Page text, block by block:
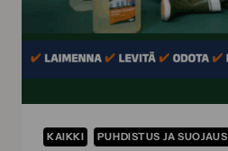
KAIKKI PUHDISTUS JA SUOJAUS